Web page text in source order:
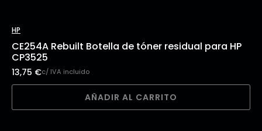
HP
CE254A Rebuilt Botella de tóner residual para HP
CP3525
13,75 €c/ IVA incluido
AÑADIR AL CARRITO